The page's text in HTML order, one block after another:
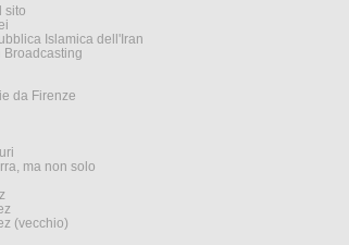
sito
Islamica dell'Iran
Broadcasting
da Firenze
ma non solo
(vecchio)